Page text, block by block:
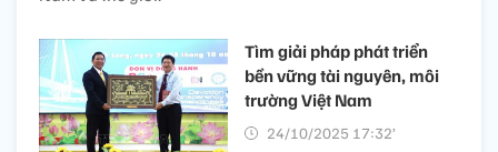
Tìm giải pháp phát triển
bền vững tài nguyên, môi
trường Việt Nam
24/10/2025 17:32’